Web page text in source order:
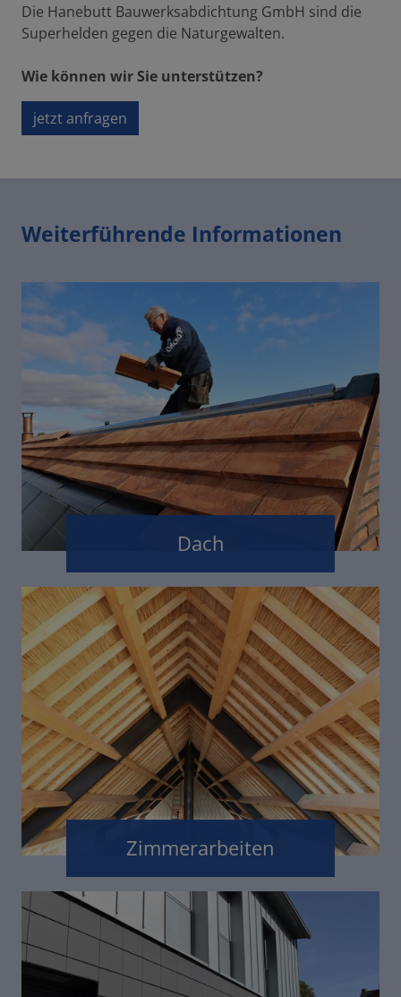
Die Hanebutt Bauwerksabdichtung GmbH sind die
Superhelden gegen die Naturgewalten.
Wie können wir Sie unterstützen?
jetzt anfragen
Weiterführende Informationen
Dach
Zimmerarbeiten